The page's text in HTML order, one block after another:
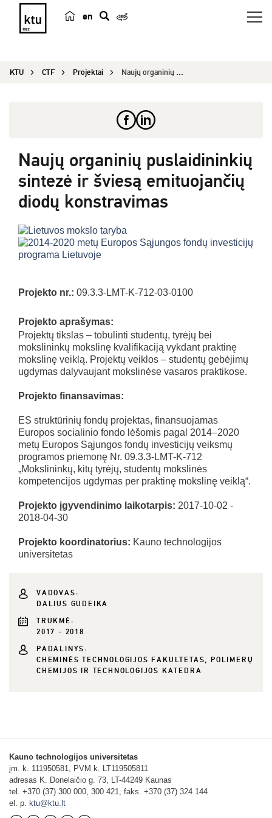
en
e
KTU CTF Projektai Naujų organinių puslaidininkių sintezė ir šviesą...
Naujų organinių puslaidininkių
sintezė ir šviesą emituojančių
diodų konstravimas
Projekto nr.: 09.3.3-LMT-K-712-03-0100
Projekto aprašymas:
Projektų tikslas – tobulinti studentų, tyrėjų bei
mokslininkų mokslinę kvalifikaciją vykdant praktinę
mokslinę veiklą. Projektų veiklos – studentų gebėjimų
ugdymas dalyvaujant mokslinėse vasaros praktikose.
Projekto finansavimas:
ES struktūrinių fondų projektas, finansuojamas
Europos socialinio fondo lėšomis pagal 2014–2020
metų Europos Sąjungos fondų investicijų veiksmų
programos priemonę Nr. 09.3.3-LMT-K-712
„Mokslininkų, kitų tyrėjų, studentų mokslinės
kompetencijos ugdymas per praktinę mokslinę veiklą“.
Projekto įgyvendinimo laikotarpis: 2017-10-02 -
2018-04-30
Projekto koordinatorius: Kauno technologijos
universitetas
VADOVAS:
DALIUS GUDEIKA
TRUKMĖ:
2017 - 2018
PADALINYS:
CHEMINĖS TECHNOLOGIJOS FAKULTETAS, POLIMERŲ
CHEMIJOS IR TECHNOLOGIJOS KATEDRA
Kauno technologijos universitetas
įm. k. 111950581, PVM k. LT119505811
adresas K. Donelaičio g. 73, LT-44249 Kaunas
tel. +370 (37) 300 000, 300 421, faks. +370 (37) 324 144
el. p. ktu@ktu.lt